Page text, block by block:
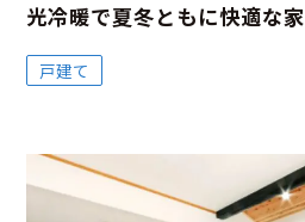
光冷暖で夏冬ともに快適な家
戸建て